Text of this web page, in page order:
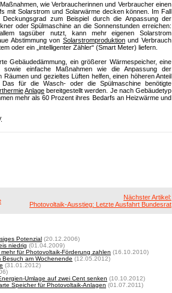
wie Verbraucherinnen und Verbraucher einen
mit Solarstrom und Solarwärme decken können. Im Fall
zum Beispiel durch die Anpassung der
oder Spülmaschine an die Sonnenstunden erreichen:
tagsüber nutzt, kann mehr eigenen Solarstrom
Abstimmung von Solarstromproduktionund Verbrauch
oder ein „intelligenter Zähler“ (Smart Meter) liefern.
Gebäudedämmung, ein größerer Wärmespeicher, eine
sowie einfache Maßnahmen wie die Anpassung der
und gezieltes Lüften helfen, einen höheren Anteil
für die Wasch- oder die Spülmaschine benötigte
Anlage bereitgestellt werden. Je nach Gebäudetyp
mehr als 60 Prozent ihres Bedarfs an Heizwärme und
Nächster Artikel:
Photovoltaik-Ausstieg: Letzte Ausfahrt Bundesrat
Potenzial (20.12.2006)
niedrig (01.04.2009)
für Photovoltaik-Förderung zahlen (16.10.2010)
Besuch am Wochenende (12.05.2012)
(31.01.2012)
Umlage auf zwei Cent senken (10.10.2012)
Speicher für Photovoltaik-Anlagen (01.07.2011)